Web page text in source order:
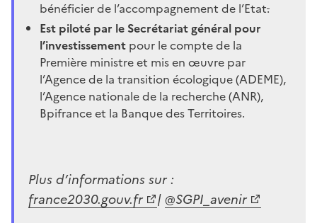
bénéficier de l’accompagnement de l’Etat.
Est piloté par le Secrétariat général pour
l’investissement pour le compte de la
Première ministre et mis en œuvre par
l’Agence de la transition écologique (ADEME),
l’Agence nationale de la recherche (ANR),
Bpifrance et la Banque des Territoires.
Plus d’informations sur :
france2030.gouv.fr
|@SGPI_avenir